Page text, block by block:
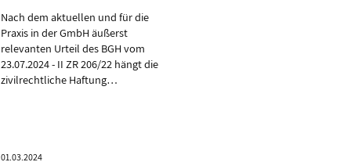
Nach dem aktuellen und für die
Praxis in der GmbH äußerst
relevanten Urteil des BGH vom
23.07.2024 - II ZR 206/22 hängt die
zivilrechtliche Haftung…
01.03.2024